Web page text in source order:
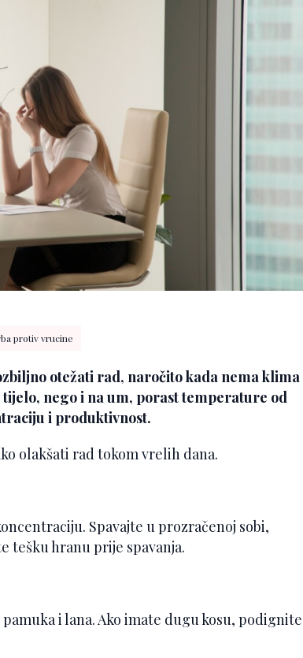
protiv vrucine
otežati rad, naročito kada nema klima
nego i na um, porast temperature od
i produktivnost.
olakšati rad tokom vrelih dana.
Spavajte u prozračenoj sobi,
tešku hranu prije spavanja.
i lana. Ako imate dugu kosu, podignite